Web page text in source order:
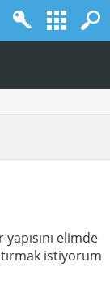
elimde
istiyorum